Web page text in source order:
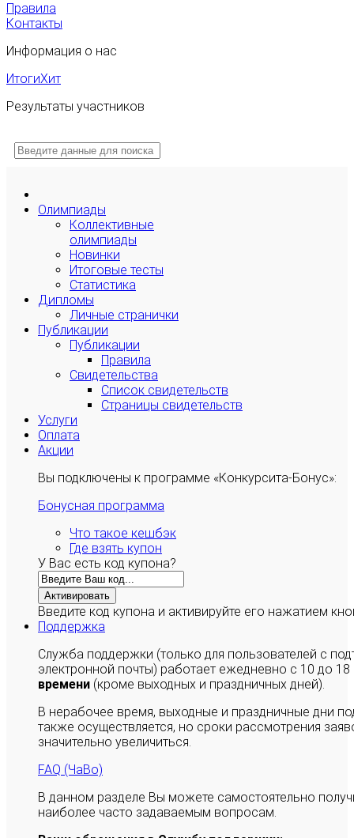
Правила
Контакты
Информация о нас
ИтогиХит
Результаты участников
Олимпиады
Коллективные
олимпиады
Новинки
Итоговые тесты
Статистика
Дипломы
Личные странички
Публикации
Публикации
Правила
Свидетельства
Список свидетельств
Страницы свидетельств
Услуги
Оплата
Акции
Вы подключены к программе «Конкурсита-Бонус»:
Бонусная программа
Что такое кешбэк
Где взять купон
У Вас есть код купона?
Активировать
Введите код купона и активируйте его нажатием
Поддержка
Служба поддержки (только для пользователей с
электронной почты) работает ежедневно с 10 до
времени (кроме выходных и праздничных дней).
В нерабочее время, выходные и праздничные дни
также осуществляется, но сроки рассмотрения
значительно увеличиться.
FAQ (ЧаВо)
В данном разделе Вы можете самостоятельно
наиболее часто задаваемым вопросам.